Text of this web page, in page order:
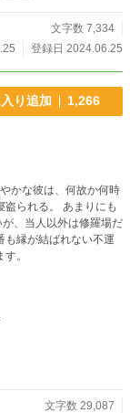
文字数 7,334
登録日 2024.06.25
り追加 1,266
あまりにも
、当人以外は修羅場だ
ます。
文字数 29,087